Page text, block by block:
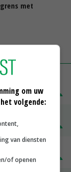
met
€ 26,50 € 0,50
€ 1,32
€ 1,25 € 0,10
om uw
volgende:
van diensten
of openen